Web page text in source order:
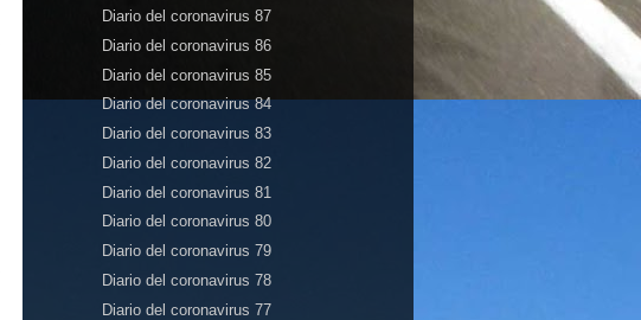
Diario del coronavirus 87
Diario del coronavirus 86
Diario del coronavirus 85
Diario del coronavirus 84
Diario del coronavirus 83
Diario del coronavirus 82
Diario del coronavirus 81
Diario del coronavirus 80
Diario del coronavirus 79
Diario del coronavirus 78
Diario del coronavirus 77